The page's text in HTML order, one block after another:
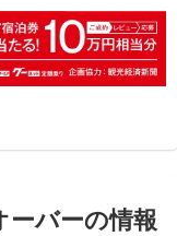
ーバーの情報